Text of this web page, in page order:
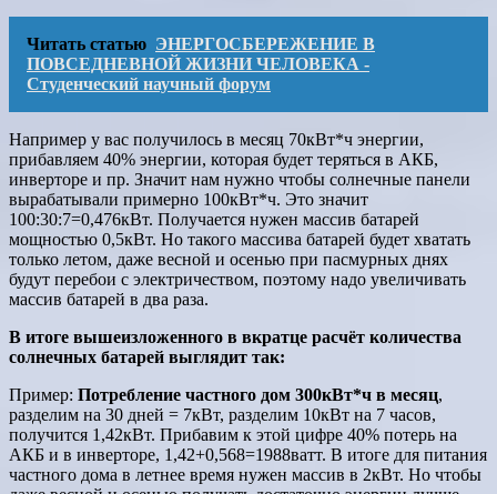
Читать статью ЭНЕРГОСБЕРЕЖЕНИЕ В
ПОВСЕДНЕВНОЙ ЖИЗНИ ЧЕЛОВЕКА -
Студенческий научный форум
Например у вас получилось в месяц 70кВт*ч энергии,
прибавляем 40% энергии, которая будет теряться в АКБ,
инверторе и пр. Значит нам нужно чтобы солнечные панели
вырабатывали примерно 100кВт*ч. Это значит
100:30:7=0,476кВт. Получается нужен массив батарей
мощностью 0,5кВт. Но такого массива батарей будет хватать
только летом, даже весной и осенью при пасмурных днях
будут перебои с электричеством, поэтому надо увеличивать
массив батарей в два раза.
В итоге вышеизложенного в вкратце расчёт количества
солнечных батарей выглядит так:
Пример: Потребление частного дом 300кВт*ч в месяц,
разделим на 30 дней = 7кВт, разделим 10кВт на 7 часов,
получится 1,42кВт. Прибавим к этой цифре 40% потерь на
АКБ и в инверторе, 1,42+0,568=1988ватт. В итоге для питания
частного дома в летнее время нужен массив в 2кВт. Но чтобы